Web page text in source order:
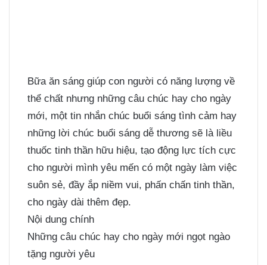
Bữa ăn sáng giúp con người có năng lượng về
thể chất nhưng những câu chúc hay cho ngày
mới, một tin nhắn chúc buổi sáng tình cảm hay
những lời chúc buổi sáng dễ thương sẽ là liều
thuốc tinh thần hữu hiệu, tạo động lực tích cực
cho người mình yêu mến có một ngày làm việc
suôn sẻ, đầy ắp niềm vui, phấn chấn tinh thần,
cho ngày dài thêm đẹp.
Nội dung chính
Những câu chúc hay cho ngày mới ngọt ngào
tặng người yêu